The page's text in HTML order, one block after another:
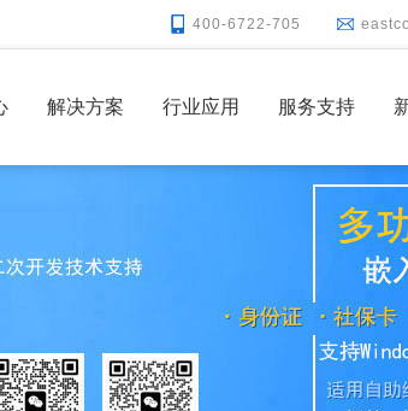
400-6722-705
解决方案 行业应用 服务支持